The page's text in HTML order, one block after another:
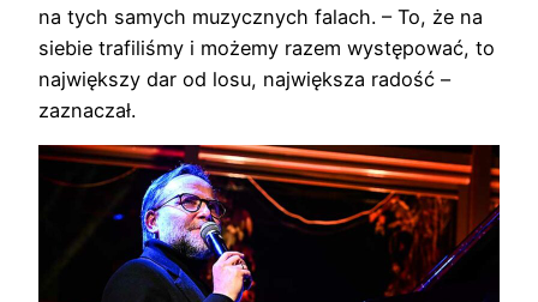
na tych samych muzycznych falach. – To, że na
siebie trafiliśmy i możemy razem występować, to
największy dar od losu, największa radość –
zaznaczał.